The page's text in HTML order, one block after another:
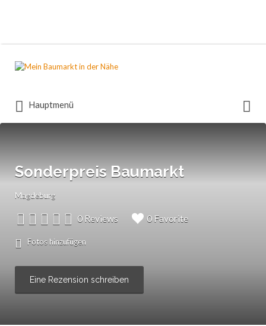
nach:
Hauptmenü
nach:
Sonderpreis Baumarkt
Magdeburg
0 Reviews 0 Favorite
Fotos hinzufügen
Eine Rezension schreiben